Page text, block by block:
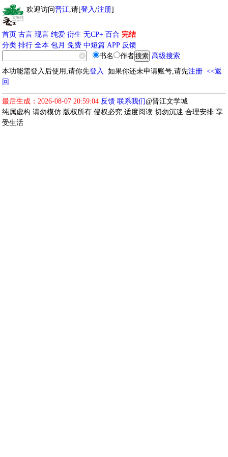
欢迎访问晋江,请[登入/注册]
首页 古言 现言 纯爱 衍生 无CP+ 百合 完结
分类 排行 全本 包月 免费 中短篇 APP 反馈
书名
作者
高级搜索
本功能需登入后使用,请你先登入 如果你还未申请账号,请先注册 <<返
回
最后生成：2026-08-07 20:59:04 反馈 联系我们@晋江文学城
纯属虚构 请勿模仿 版权所有 侵权必究 适度阅读 切勿沉迷 合理安排 享
受生活